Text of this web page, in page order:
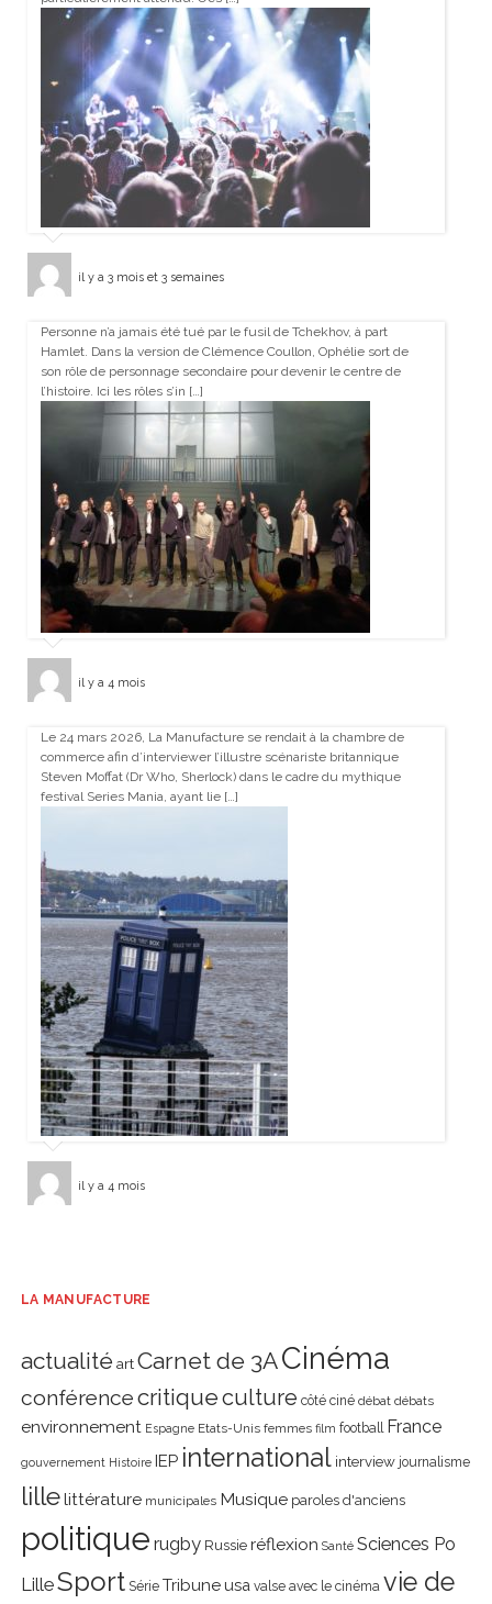
il y a 3 mois et 3 semaines
Personne n’a jamais été tué par le fusil de Tchekhov, à part
Hamlet. Dans la version de Clémence Coullon, Ophélie sort de
son rôle de personnage secondaire pour devenir le centre de
l’histoire. Ici les rôles s’in […]
il y a 4 mois
Le 24 mars 2026, La Manufacture se rendait à la chambre de
commerce afin d’interviewer l’illustre scénariste britannique
Steven Moffat (Dr Who, Sherlock) dans le cadre du mythique
festival Series Mania, ayant lie […]
il y a 4 mois
LA MANUFACTURE
actualité art Carnet de 3ACinéma
conférencecritiqueculture côté ciné débat débats
environnement Espagne Etats-Unis femmes film football France
gouvernement Histoire IEP international interview journalisme
lillelittérature municipales Musique paroles d'anciens
politique rugby Russie réflexion Santé Sciences Po
LilleSport Série Tribune usa valse avec le cinéma vie de